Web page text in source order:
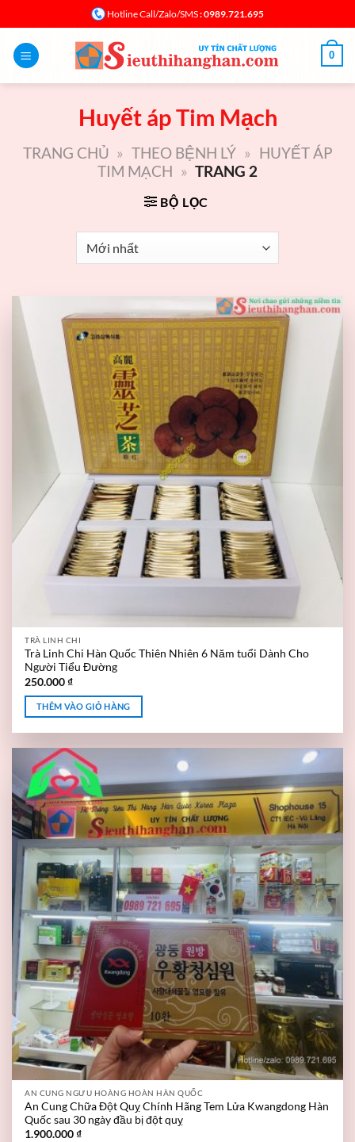
qua
nội
dung
Hotline Call/Zalo/SMS: 0989.721.695
0
Huyết áp Tim Mạch
TRANG CHỦ » THEO BỆNH LÝ » HUYẾT ÁP
TIM MẠCH » TRANG 2
BỘ LỌC
TRÀ LINH CHI
Trà Linh Chi Hàn Quốc Thiên Nhiên 6 Năm tuổi Dành Cho
Người Tiểu Đường
250.000₫
THÊM VÀO GIỎ HÀNG
AN CUNG NGƯU HOÀNG HOÀN HÀN QUỐC
An Cung Chữa Đột Quỵ Chính Hãng Tem Lửa Kwangdong Hàn
Quốc sau 30 ngày đầu bị đột quỵ
1.900.000₫